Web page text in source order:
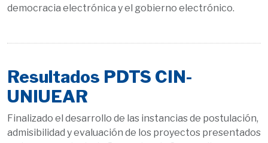
democracia electrónica y el gobierno electrónico.
Resultados PDTS CIN-
UNIUEAR
Finalizado el desarrollo de las instancias de postulación,
admisibilidad y evaluación de los proyectos presentados